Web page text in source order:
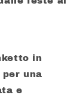
in
una
e